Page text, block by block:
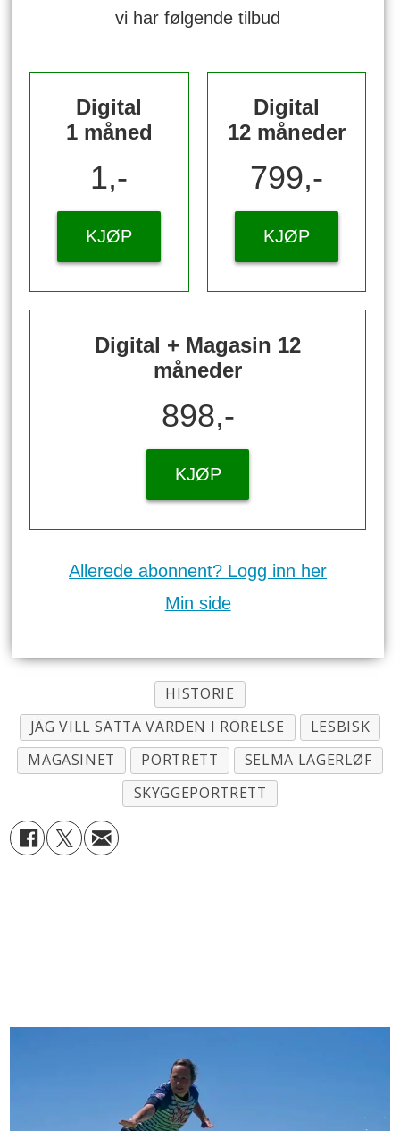
vi har følgende tilbud
Digital
1 måned
1,-
KJØP
Digital
12 måneder
799,-
KJØP
Digital + Magasin 12
måneder
898,-
KJØP
Allerede abonnent? Logg inn her
Min side
HISTORIE
JÄG VILL SÄTTA VÄRDEN I RÖRELSE
LESBISK
MAGASINET
PORTRETT
SELMA LAGERLØF
SKYGGEPORTRETT